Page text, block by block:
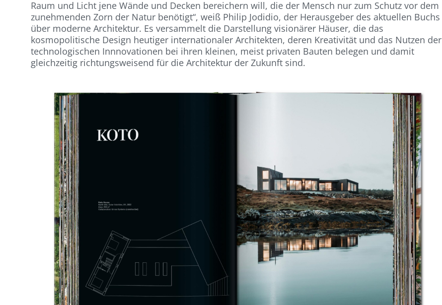
Raum und Licht jene Wände und Decken bereichern will, die der Mensch nur zum Schutz vor dem
zunehmenden Zorn der Natur benötigt“, weiß Philip Jodidio, der Herausgeber des aktuellen Buchs
über moderne Architektur. Es versammelt die Darstellung visionärer Häuser, die das
kosmopolitische Design heutiger internationaler Architekten, deren Kreativität und das Nutzen der
technologischen Innnovationen bei ihren kleinen, meist privaten Bauten belegen und damit
gleichzeitig richtungsweisend für die Architektur der Zukunft sind.